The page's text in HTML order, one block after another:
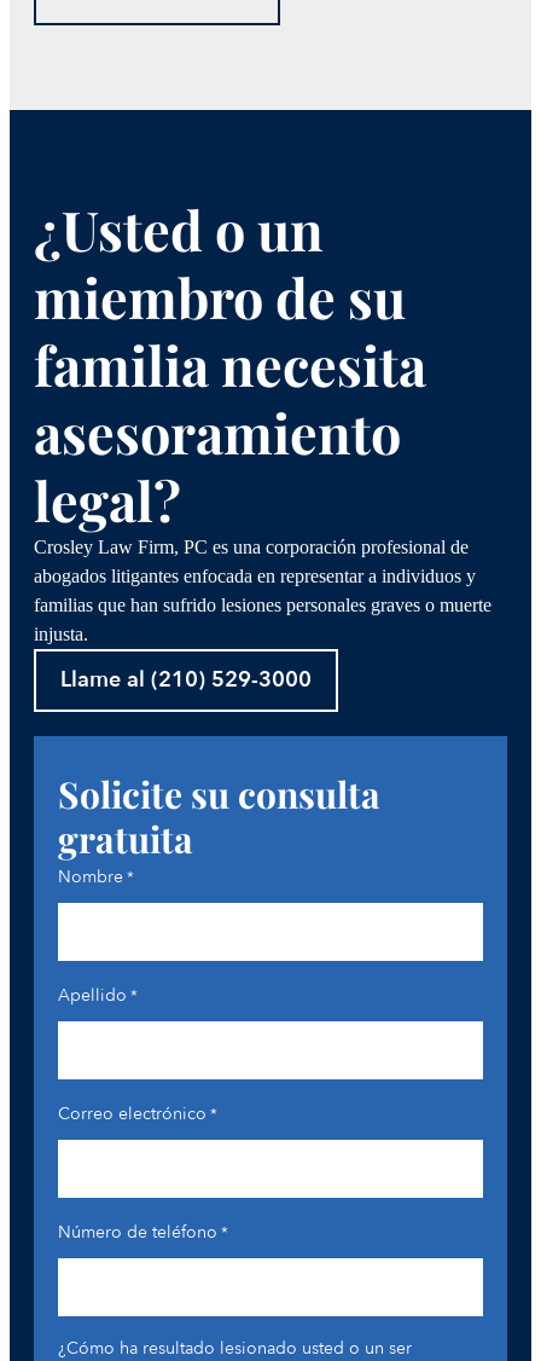
¿Usted o un
miembro de su
familia necesita
asesoramiento
legal?
Crosley Law Firm, PC es una corporación profesional de
abogados litigantes enfocada en representar a individuos y
familias que han sufrido lesiones personales graves o muerte
injusta.
Llame al (210) 529-3000
Solicite su consulta
gratuita
Nombre*
Apellido *
Correo electrónico *
Número de teléfono *
¿Cómo ha resultado lesionado usted o un ser